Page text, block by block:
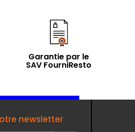
Garantie par le
SAV FourniResto
newsletter